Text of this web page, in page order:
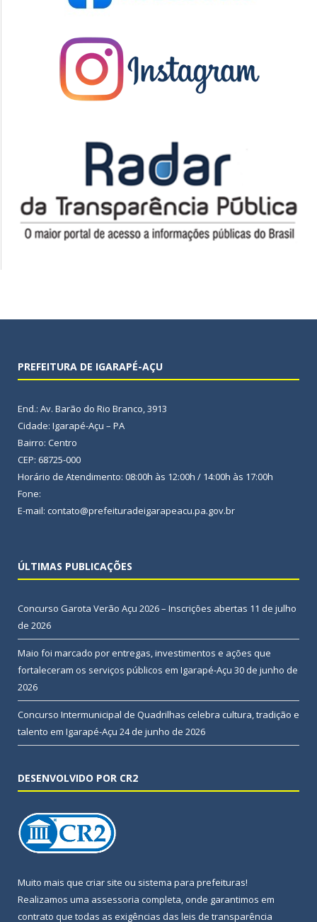
PREFEITURA DE IGARAPÉ-AÇU
End.: Av. Barão do Rio Branco, 3913
Cidade: Igarapé-Açu – PA
Bairro: Centro
CEP: 68725-000
Horário de Atendimento: 08:00h às 12:00h / 14:00h às 17:00h
Fone:
E-mail: contato@prefeituradeigarapeacu.pa.gov.br
ÚLTIMAS PUBLICAÇÕES
Concurso Garota Verão Açu 2026 – Inscrições abertas 11 de julho
de 2026
Maio foi marcado por entregas, investimentos e ações que
fortaleceram os serviços públicos em Igarapé-Açu 30 de junho de
2026
Concurso Intermunicipal de Quadrilhas celebra cultura, tradição e
talento em Igarapé-Açu 24 de junho de 2026
DESENVOLVIDO POR CR2
Muito mais que criar site ou sistema para prefeituras!
Realizamos uma assessoria completa, onde garantimos em
contrato que todas as exigências das leis de transparência